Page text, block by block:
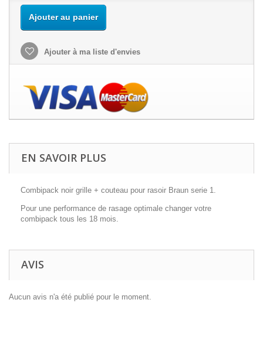
Ajouter au panier
Ajouter à ma liste d'envies
EN SAVOIR PLUS
Combipack noir grille + couteau pour rasoir Braun serie 1.
Pour une performance de rasage optimale changer votre
combipack tous les 18 mois.
AVIS
Aucun avis n'a été publié pour le moment.